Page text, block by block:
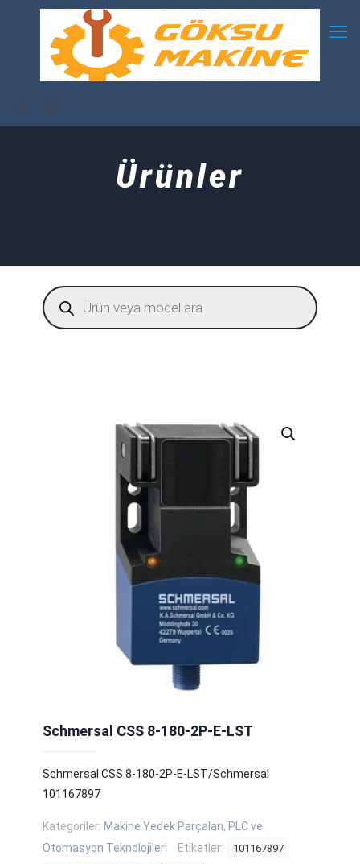
Ürünler
Products
search
Schmersal CSS 8-180-2P-E-LST
Schmersal CSS 8-180-2P-E-LST/Schmersal
101167897
Kategoriler: Makine Yedek Parçaları, PLC ve
Otomasyon Teknolojileri
Etiketler: 101167897